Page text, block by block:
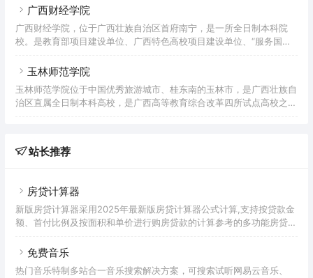
国31所独立本科艺术院校之一，也是全国6个省(区)的综合性艺术院校
践项目、教育部优秀本科教学评估高校、国家特色专业建设高校。是一
所具有广西特色和优势的大学，是广西博士点单位创办的大学。是教育
广西财经学院
广西财经学院，位于广西壮族自治区首府南宁，是一所全日制本科院
校。是教育部项目建设单位、广西特色高校项目建设单位、“服务国家
创新创业教育改革示范高校、广西一流学科(培养)建设单位。学院的前
校。2004年5月，经教育部批准，广西金融学院与广西商学院合并组建
广西财经学院。2021年，学校成为硕士学位授予单位。截至2022年6
玉林师范学院
玉林师范学院位于中国优秀旅游城市、桂东南的玉林市，是广西壮族自
治区直属全日制本科高校，是广西高等教育综合改革四所试点高校之
玉林师范学院。1994年更名为玉林师范学院。2000年，经教育部批
站长推荐
房贷计算器
新版房贷计算器采用2025年最新版房贷计算器公式计算,支持按贷款金
额、首付比例及按面积和单价进行购房贷款的计算参考的多功能房贷计
贷款利率、首付、月供明细等提供计算参考。
免费音乐
热门音乐特制多站合一音乐搜索解决方案，可搜索试听网易云音乐、